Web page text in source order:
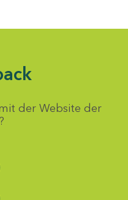
der Website der
auswählen